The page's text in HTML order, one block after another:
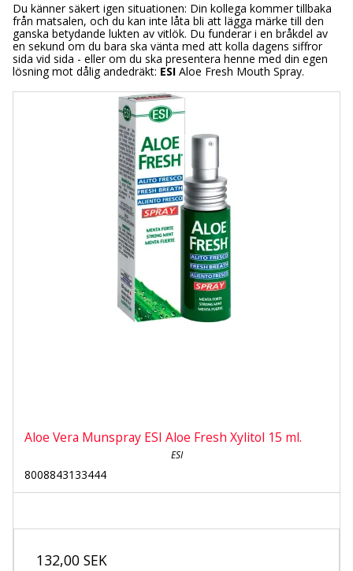
Du känner säkert igen situationen: Din kollega kommer tillbaka
från matsalen, och du kan inte låta bli att lägga märke till den
ganska betydande lukten av vitlök. Du funderar i en bråkdel av
en sekund om du bara ska vänta med att kolla dagens siffror
sida vid sida - eller om du ska presentera henne med din egen
lösning mot dålig andedräkt: ESI Aloe Fresh Mouth Spray.
Aloe Vera Munspray ESI Aloe Fresh Xylitol 15 ml.
ESI
8008843133444
132,00 SEK